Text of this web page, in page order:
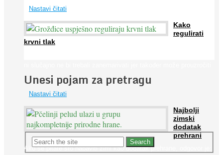
Nastavi čitati
Kako
regulirati
krvni tlak
...
Nastavi čitati
Najbolji
zimski
dodatak
prehrani
Ako se pitate što nabaviti zimi kao dodatak prehrane, odgovor je:
Unesi pojam za pretragu